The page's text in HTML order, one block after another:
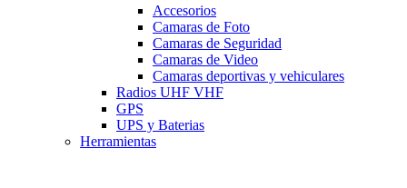
Accesorios
Camaras de Foto
Camaras de Seguridad
Camaras de Video
Camaras deportivas y vehiculares
Radios UHF VHF
GPS
UPS y Baterias
Herramientas